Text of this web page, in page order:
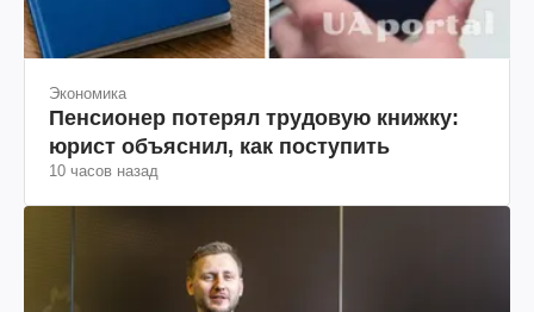
Экономика
Пенсионер потерял трудовую книжку:
юрист объяснил, как поступить
10 часов назад